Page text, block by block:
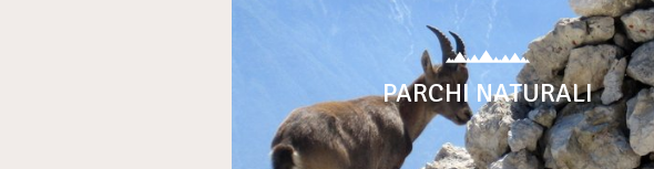
PARCHI NATURALI